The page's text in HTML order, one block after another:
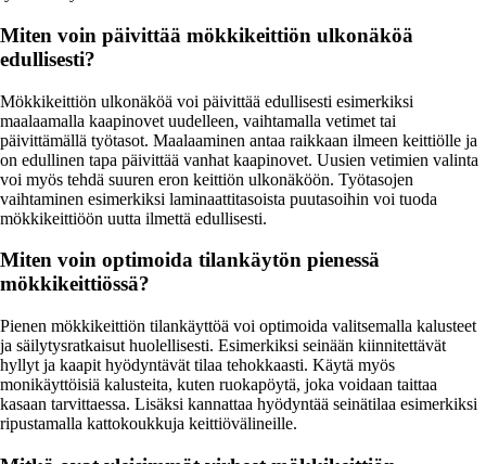
Miten voin päivittää mökkikeittiön ulkonäköä
edullisesti?
Mökkikeittiön ulkonäköä voi päivittää edullisesti esimerkiksi
maalaamalla kaapinovet uudelleen, vaihtamalla vetimet tai
päivittämällä työtasot. Maalaaminen antaa raikkaan ilmeen keittiölle ja
on edullinen tapa päivittää vanhat kaapinovet. Uusien vetimien valinta
voi myös tehdä suuren eron keittiön ulkonäköön. Työtasojen
vaihtaminen esimerkiksi laminaattitasoista puutasoihin voi tuoda
mökkikeittiöön uutta ilmettä edullisesti.
Miten voin optimoida tilankäytön pienessä
mökkikeittiössä?
Pienen mökkikeittiön tilankäyttöä voi optimoida valitsemalla kalusteet
ja säilytysratkaisut huolellisesti. Esimerkiksi seinään kiinnitettävät
hyllyt ja kaapit hyödyntävät tilaa tehokkaasti. Käytä myös
monikäyttöisiä kalusteita, kuten ruokapöytä, joka voidaan taittaa
kasaan tarvittaessa. Lisäksi kannattaa hyödyntää seinätilaa esimerkiksi
ripustamalla kattokoukkuja keittiövälineille.